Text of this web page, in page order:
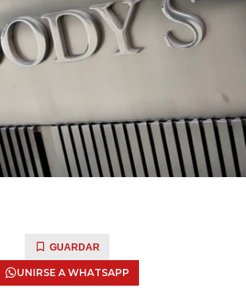
GUARDAR
UNIRSE A WHATSAPP